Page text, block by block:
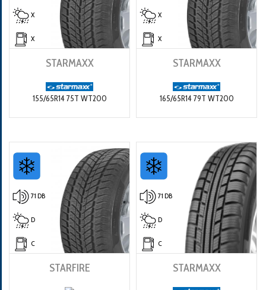
X
X
STARMAXX
155/65R14 75T WT200
X
X
STARMAXX
165/65R14 79T WT200
71 DB
D
C
STARFIRE
71 DB
D
C
STARMAXX